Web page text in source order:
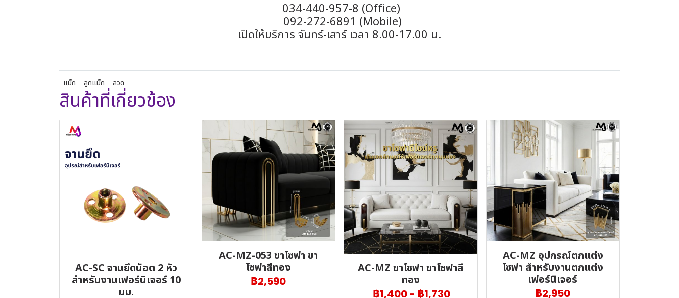
034-440-957-8 (Office)
092-272-6891 (Mobile)
เปิดให้บริการ จันทร์-เสาร์ เวลา 8.00-17.00 น.
แม็ก ลูกแม็ก ลวด
สินค้าที่เกี่ยวข้อง
AC-SC จานยึดน็อต 2 หัว
สำหรับงานเฟอร์นิเจอร์ 10
มม.
AC-MZ-053 ขาโซฟา ขา
โซฟาสีทอง
฿2,590
AC-MZ ขาโซฟา ขาโซฟาสี
ทอง
฿1,400- ฿1,730
AC-MZ อุปกรณ์ตกแต่ง
โซฟา สำหรับงานตกแต่ง
เฟอร์นิเจอร์
฿2,950